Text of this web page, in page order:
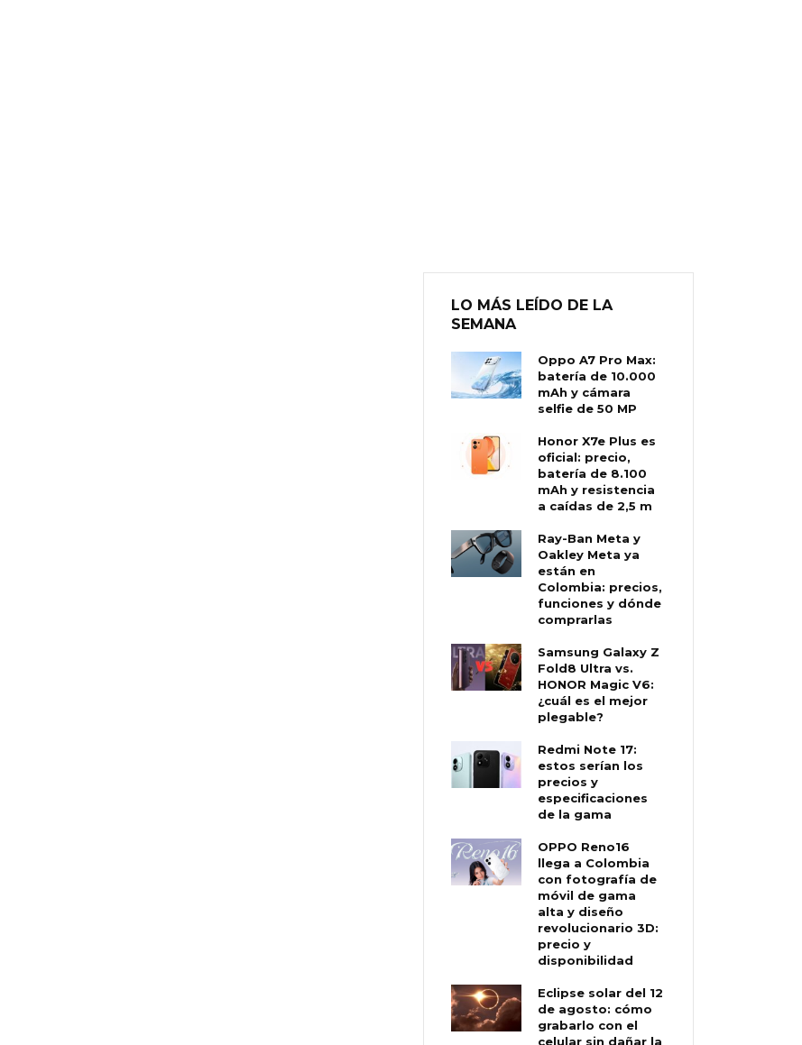
LO MÁS LEÍDO DE LA
SEMANA
Oppo A7 Pro Max:
batería de 10.000
mAh y cámara
selfie de 50 MP
Honor X7e Plus es
oficial: precio,
batería de 8.100
mAh y resistencia
a caídas de 2,5 m
Ray-Ban Meta y
Oakley Meta ya
están en
Colombia: precios,
funciones y dónde
comprarlas
Samsung Galaxy Z
Fold8 Ultra vs.
HONOR Magic V6:
¿cuál es el mejor
plegable?
Redmi Note 17:
estos serían los
precios y
especificaciones
de la gama
OPPO Reno16
llega a Colombia
con fotografía de
móvil de gama
alta y diseño
revolucionario 3D:
precio y
disponibilidad
Eclipse solar del 12
de agosto: cómo
grabarlo con el
celular sin dañar la